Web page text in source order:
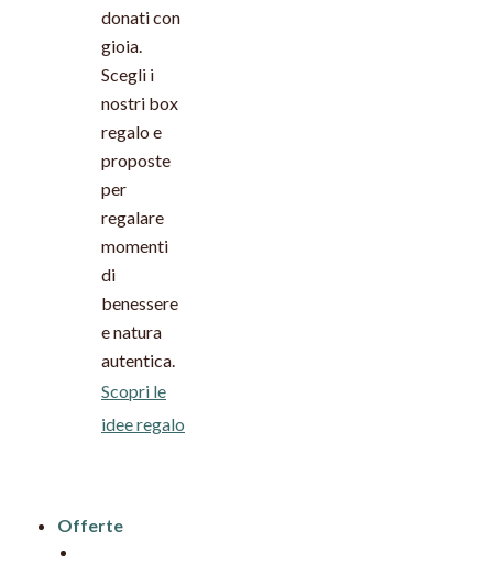
donati con
gioia.
Scegli i
nostri box
regalo e
proposte
per
regalare
momenti
di
benessere
e natura
autentica.
Scopri le
idee regalo
Offerte